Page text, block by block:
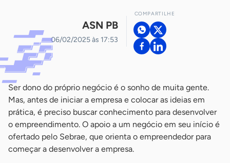
ASN PB
06/02/2025 às 17:53
COMPARTILHE
Ser dono do próprio negócio é o sonho de muita gente.
Mas, antes de iniciar a empresa e colocar as ideias em
prática, é preciso buscar conhecimento para desenvolver
o empreendimento. O apoio a um negócio em seu início é
ofertado pelo Sebrae, que orienta o empreendedor para
começar a desenvolver a empresa.